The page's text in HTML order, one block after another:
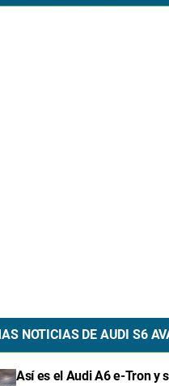
NOTICIAS DE AUDIS6
Así es el Audi A6 e-Tron y